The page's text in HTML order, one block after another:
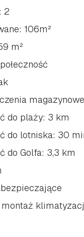
2
106m²
m²
do plaży: 3 km
do lotniska: 30
do Golfa: 3,3 km